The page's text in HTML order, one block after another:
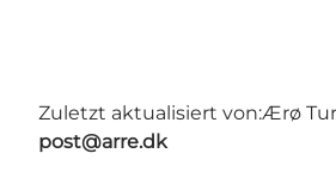
Zuletzt aktualisiert von:Ærø
post@arre.dk